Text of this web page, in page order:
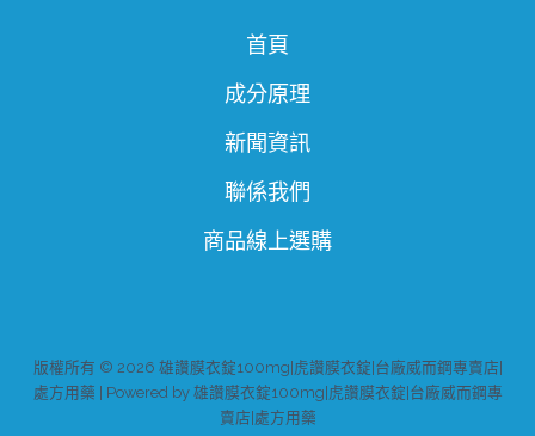
首頁
成分原理
新聞資訊
聯係我們
商品線上選購
版權所有 © 2026 雄讚膜衣錠100mg|虎讚膜衣錠|台廠威而鋼專賣店|
處方用藥 | Powered by 雄讚膜衣錠100mg|虎讚膜衣錠|台廠威而鋼專
賣店|處方用藥